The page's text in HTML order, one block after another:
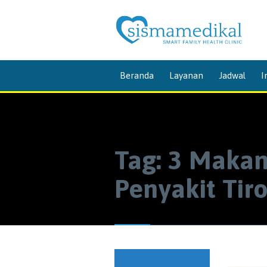
Beranda Layanan Jadwal
Tag: 3
Penyakit